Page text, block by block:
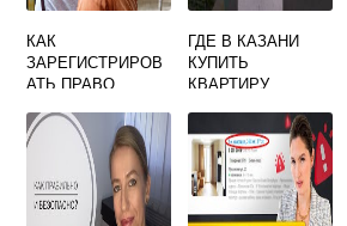
КАК
ЗАРЕГИСТРИРОВ
АТЬ ПРАВО
НА КВАРТИРУ
ЧЕРЕЗ
ГОСУСЛУГИ
ГДЕ В КАЗАНИ
КУПИТЬ
КВАРТИРУ